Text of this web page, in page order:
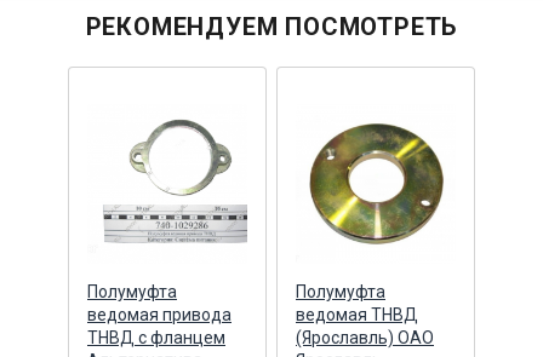
РЕКОМЕНДУЕМ ПОСМОТРЕТЬ
Полумуфта
ведомая привода
ТНВД с фланцем
Полумуфта
ведомая ТНВД
(Ярославль) ОАО